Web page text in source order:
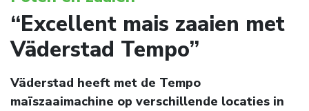
“Excellent mais zaaien met
Väderstad Tempo”
Väderstad heeft met de Tempo
maïszaaimachine op verschillende locaties in